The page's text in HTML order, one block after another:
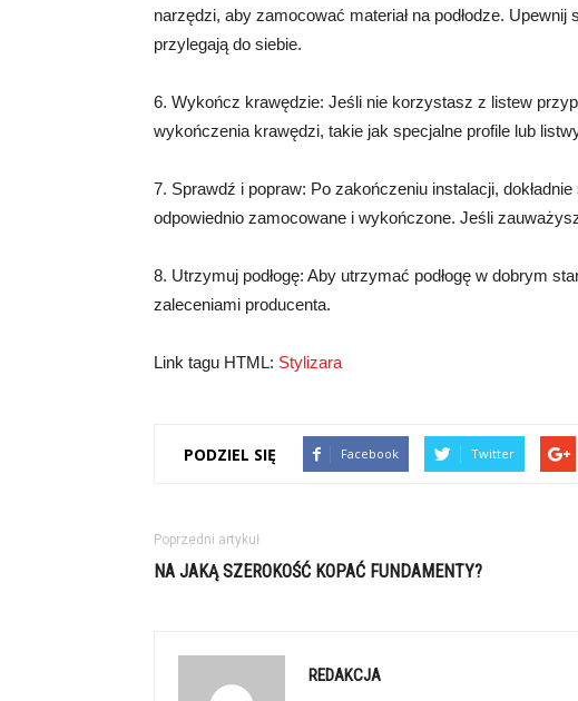
narzędzi, aby zamocować materiał na podłodze.
przylegają do siebie.
6. Wykończ krawędzie: Jeśli nie korzystasz z listew
wykończenia krawędzi, takie jak specjalne profile lub
7. Sprawdź i popraw: Po zakończeniu instalacji,
odpowiednio zamocowane i wykończone. Jeśli
8. Utrzymuj podłogę: Aby utrzymać podłogę w dobrym
zaleceniami producenta.
Link tagu HTML: Stylizara
PODZIEL SIĘ Facebook Twitter
Poprzedni artykuł
NA JAKĄ SZEROKOŚĆ KOPAĆ FUNDAMENTY?
REDAKCJA